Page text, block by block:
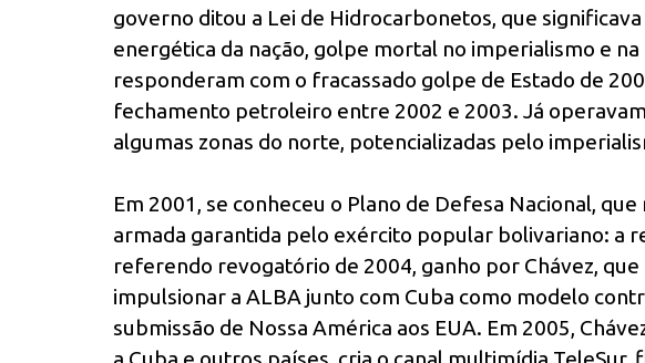
governo ditou a Lei de Hidrocarbonetos, que
energética da nação, golpe mortal no imperialismo e
responderam com o fracassado golpe de Estado de
fechamento petroleiro entre 2002 e 2003. Já
algumas zonas do norte, potencializadas pelo
Em 2001, se conheceu o Plano de Defesa Nacional,
armada garantida pelo exército popular bolivariano: a
referendo revogatório de 2004, ganho por Chávez, que
impulsionar a ALBA junto com Cuba como modelo
submissão de Nossa América aos EUA. Em 2005,